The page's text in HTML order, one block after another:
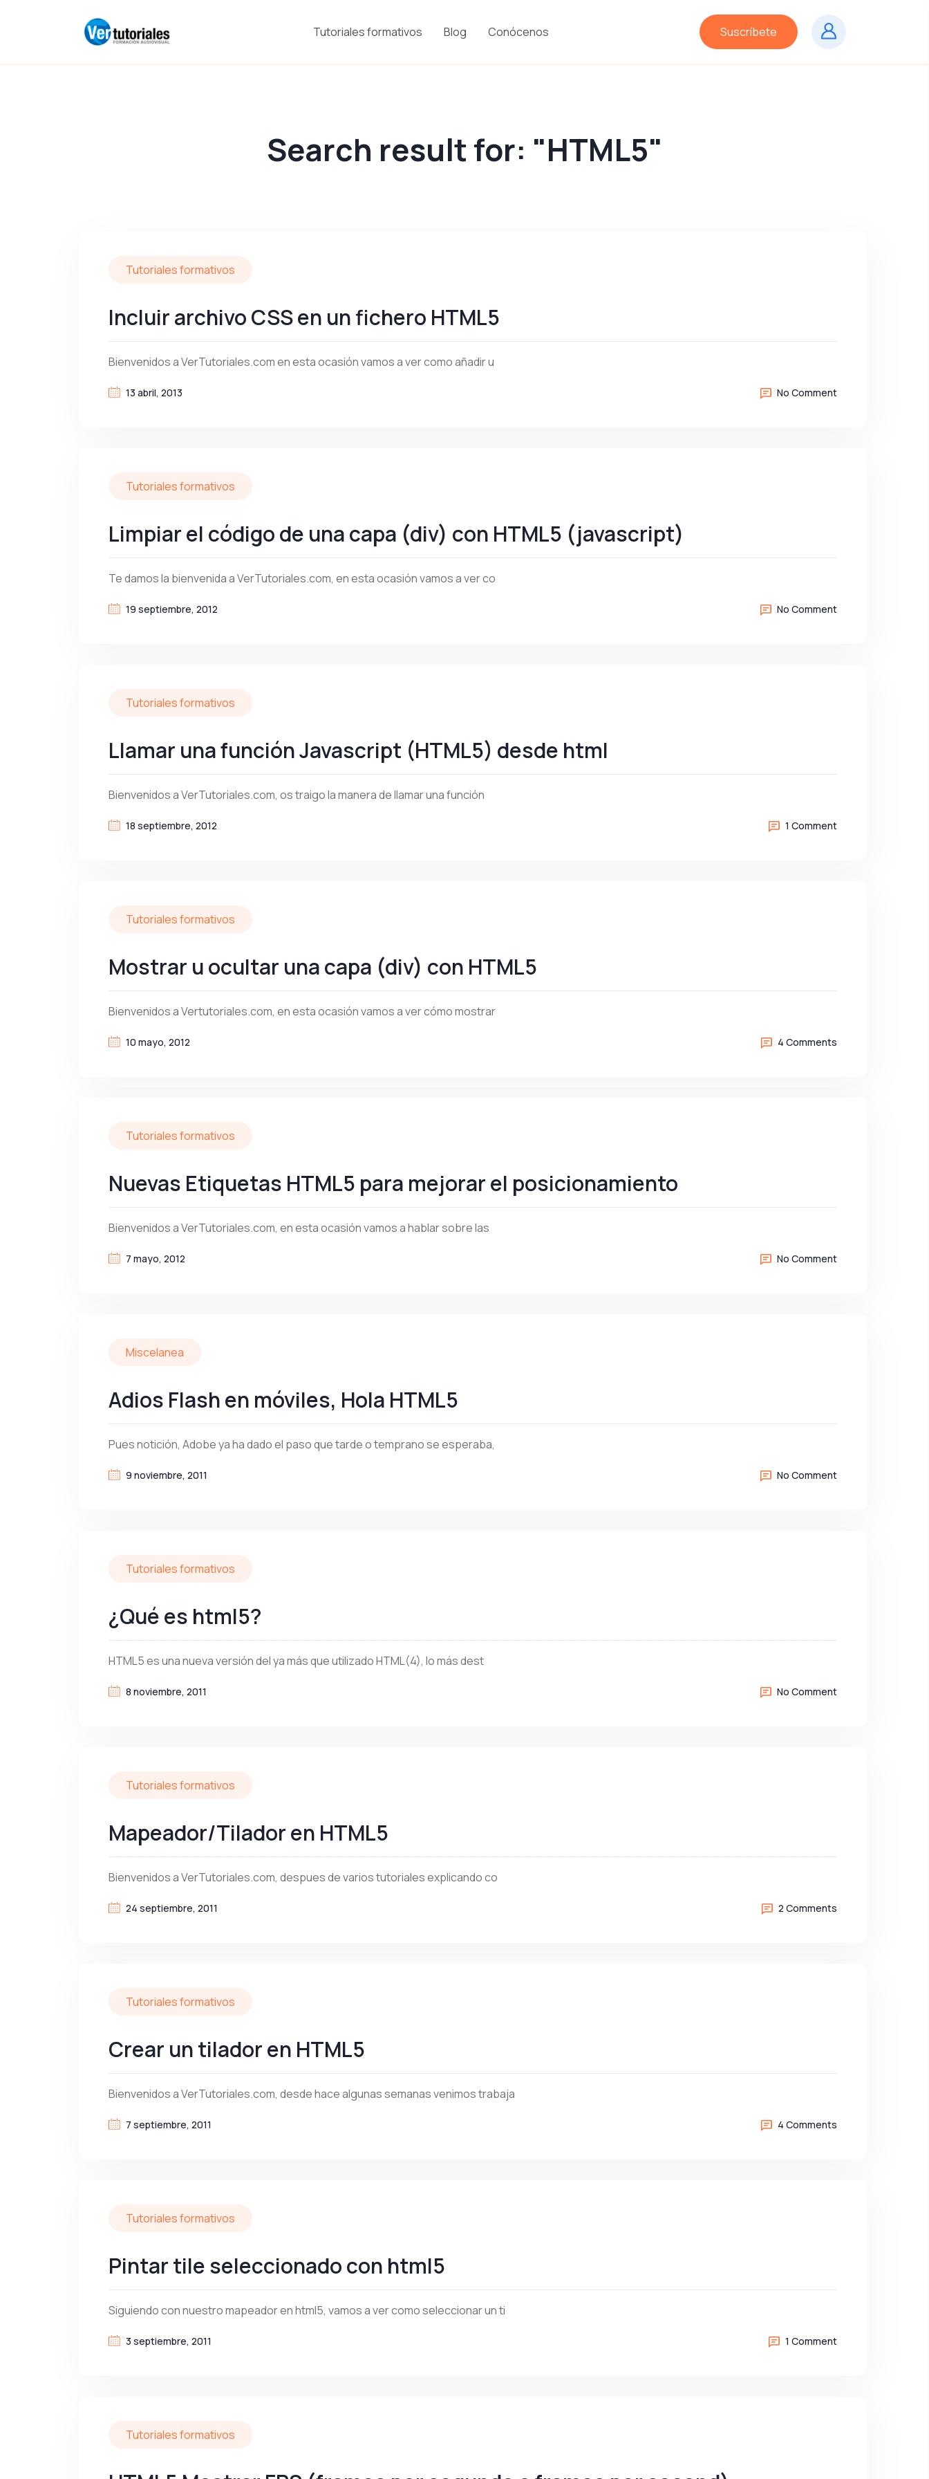
Tutoriales formativos Blog Conócenos Suscríbete
Search result for: "HTML5"
Tutoriales formativos
Incluir archivo CSS en un fichero HTML5
Bienvenidos a VerTutoriales.com en esta ocasión vamos a ver como añadir u
13 abril, 2013 No Comment
Tutoriales formativos
Limpiar el código de una capa (div) con HTML5 (javascript)
Te damos la bienvenida a VerTutoriales.com, en esta ocasión vamos a ver co
19 septiembre, 2012 No Comment
Tutoriales formativos
Llamar una función Javascript (HTML5) desde html
Bienvenidos a VerTutoriales.com, os traigo la manera de llamar una función
18 septiembre, 2012 1 Comment
Tutoriales formativos
Mostrar u ocultar una capa (div) con HTML5
Bienvenidos a Vertutoriales.com, en esta ocasión vamos a ver cómo mostrar
10 mayo, 2012 4 Comments
Tutoriales formativos
Nuevas Etiquetas HTML5 para mejorar el posicionamiento
Bienvenidos a VerTutoriales.com, en esta ocasión vamos a hablar sobre las
7 mayo, 2012 No Comment
Miscelanea
Adios Flash en móviles, Hola HTML5
Pues notición, Adobe ya ha dado el paso que tarde o temprano se esperaba,
9 noviembre, 2011 No Comment
Tutoriales formativos
¿Qué es html5?
HTML5 es una nueva versión del ya más que utilizado HTML(4), lo más dest
8 noviembre, 2011 No Comment
Tutoriales formativos
Mapeador/Tilador en HTML5
Bienvenidos a VerTutoriales.com, despues de varios tutoriales explicando co
24 septiembre, 2011 2 Comments
Tutoriales formativos
Crear un tilador en HTML5
Bienvenidos a VerTutoriales.com, desde hace algunas semanas venimos trabaja
7 septiembre, 2011 4 Comments
Tutoriales formativos
Pintar tile seleccionado con html5
Siguiendo con nuestro mapeador en html5, vamos a ver como seleccionar un ti
3 septiembre, 2011 1 Comment
Tutoriales formativos